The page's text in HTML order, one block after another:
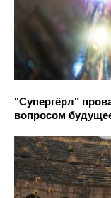
"Супергёрл"
вопросом